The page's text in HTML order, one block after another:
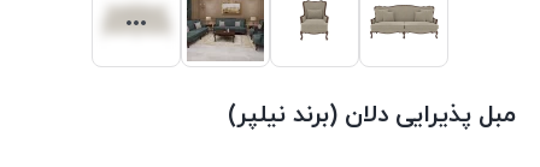
مبل پذیرایی دلان (برند نیلپر)